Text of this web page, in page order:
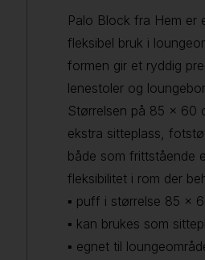
Palo Block fra Hem
fleksibel bruk i
formen gir et ryddig
lenestoler og
Størrelsen på 85 × 60
ekstra sitteplass,
både som frittstående
fleksibilitet i rom der
▪ puff i størrelse 85 ×
▪ kan brukes som
▪ egnet til